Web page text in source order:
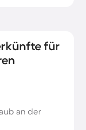
Griechenland
Indien
für
an der